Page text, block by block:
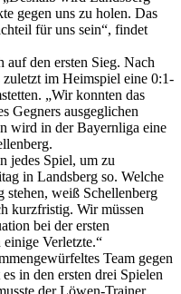
gegen uns zu holen. Das
für uns sein“, findet
auf den ersten Sieg. Nach
im Heimspiel eine 0:1-
„Wir konnten das
Gegners ausgeglichen
wird in der Bayernliga eine
jedes Spiel, um zu
in Landsberg so. Welche
stehen, weiß Schellenberg
kurzfristig. Wir müssen
bei der ersten
Verletzte.“
Team gegen
in den ersten drei Spielen
der Löwen-Trainer